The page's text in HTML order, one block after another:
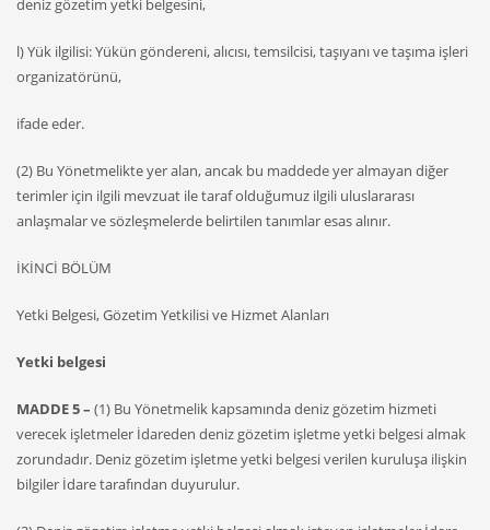
l) Yük ilgilisi: Yükün göndereni, alıcısı, temsilcisi, taşıyanı ve taşıma işleri
organizatörünü,
ifade eder.
(2) Bu Yönetmelikte yer alan, ancak bu maddede yer almayan diğer
terimler için ilgili mevzuat ile taraf olduğumuz ilgili uluslararası
anlaşmalar ve sözleşmelerde belirtilen tanımlar esas alınır.
İKİNCİ BÖLÜM
Yetki Belgesi, Gözetim Yetkilisi ve Hizmet Alanları
Yetki belgesi
MADDE 5 – (1) Bu Yönetmelik kapsamında deniz gözetim hizmeti
verecek işletmeler İdareden deniz gözetim işletme yetki belgesi almak
zorundadır. Deniz gözetim işletme yetki belgesi verilen kuruluşa ilişkin
bilgiler İdare tarafından duyurulur.